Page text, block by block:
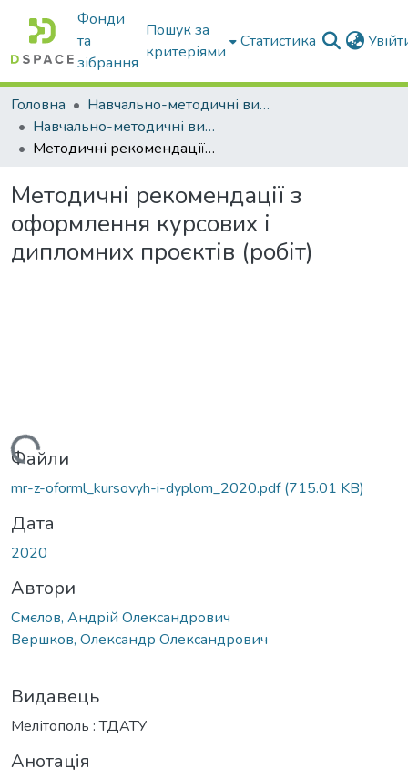
Фонди
та
зібрання
Пошук за
критеріями
Статистика
Головна
Навчально-методичні видання
Навчально-методичні видання
Методичні рекомендації з оформлення курсових і дипломних проєктів (робіт)
Методичні рекомендації з
оформлення курсових і
дипломних проєктів (робіт)
Файли
mr-z-oforml_kursovyh-i-dyplom_2020.pdf(715.01 KB)
Дата
2020
Автори
Смєлов, Андрій Олександрович
Вершков, Олександр Олександрович
Видавець
Мелітополь : ТДАТУ
Анотація